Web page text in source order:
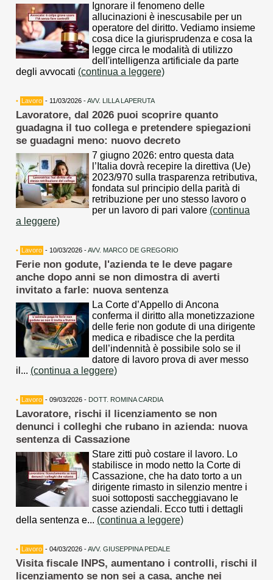
Ignorare il fenomeno delle
allucinazioni è inescusabile per un
operatore del diritto. Vediamo insieme
cosa dice la giurisprudenza e cosa la
legge circa le modalità di utilizzo
dell'intelligenza artificiale da parte
degli avvocati (continua a leggere)
• Lavoro - 11/03/2026 -AVV. LILLA LAPERUTA
Lavoratore, dal 2026 puoi scoprire quanto
guadagna il tuo collega e pretendere spiegazioni
se guadagni meno: nuovo decreto
7 giugno 2026: entro questa data
l’Italia dovrà recepire la direttiva (Ue)
2023/970 sulla trasparenza retributiva,
fondata sul principio della parità di
retribuzione per uno stesso lavoro o
per un lavoro di pari valore (continua
a leggere)
• Lavoro - 10/03/2026 -AVV. MARCO DE GREGORIO
Ferie non godute, l'azienda te le deve pagare
anche dopo anni se non dimostra di averti
invitato a farle: nuova sentenza
La Corte d’Appello di Ancona
conferma il diritto alla monetizzazione
delle ferie non godute di una dirigente
medica e ribadisce che la perdita
dell’indennità è possibile solo se il
datore di lavoro prova di aver messo
il... (continua a leggere)
• Lavoro - 09/03/2026 - DOTT. ROMINA CARDIA
Lavoratore, rischi il licenziamento se non
denunci i colleghi che rubano in azienda: nuova
sentenza di Cassazione
Stare zitti può costare il lavoro. Lo
stabilisce in modo netto la Corte di
Cassazione, che ha dato torto a un
dirigente rimasto in silenzio mentre i
suoi sottoposti saccheggiavano le
casse aziendali. Ecco tutti i dettagli
della sentenza e... (continua a leggere)
• Lavoro - 04/03/2026 -AVV. GIUSEPPINA PEDALE
Visita fiscale INPS, aumentano i controlli, rischi il
licenziamento se non sei a casa, anche nei